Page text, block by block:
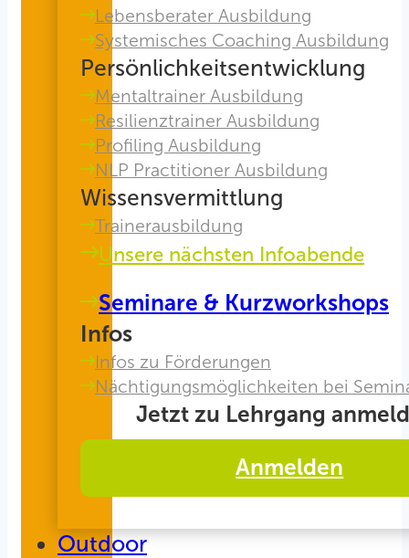
Lebensberater Ausbildung
Systemisches Coaching Ausbildung
Persönlichkeitsentwicklung
Mentaltrainer Ausbildung
Resilienztrainer Ausbildung
Profiling Ausbildung
NLP Practitioner Ausbildung
Wissensvermittlung
Trainerausbildung
Unsere nächsten Infoabende
Seminare & Kurzworkshops
Infos
Infos zu Förderungen
Nächtigungsmöglichkeiten bei
Jetzt zu Lehrgang
Anmelden
Outdoor